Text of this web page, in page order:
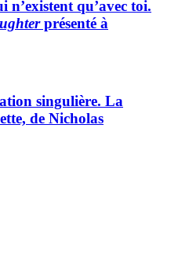
n’existent qu’avec toi.
présenté à
singulière. La
de Nicholas